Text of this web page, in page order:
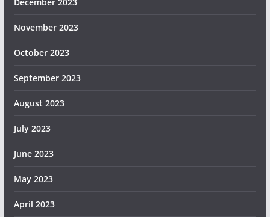
November 2023
October 2023
September 2023
August 2023
July 2023
June 2023
May 2023
April 2023